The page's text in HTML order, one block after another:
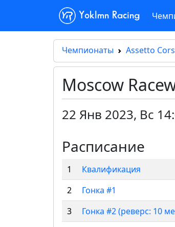
Yoklmn Racing
Чемпионаты Assetto
Moscow
22 Янв 2023, Вс
Расписание
1 Квалификация
2
Гонка #1
3
Гонка #2 (реверс: 10